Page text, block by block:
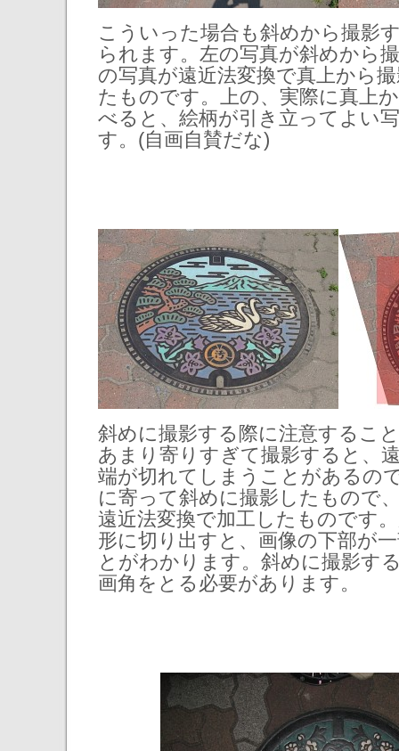
こういった場合も斜めから撮影
られます。左の写真が斜めから
の写真が遠近法変換で真上から
たものです。上の、実際に真上
べると、絵柄が引き立ってよい
す。(自画自賛だな)
斜めに撮影する際に注意するこ
あまり寄りすぎて撮影すると、
端が切れてしまうことがあるの
に寄って斜めに撮影したもので
遠近法変換で加工したものです
形に切り出すと、画像の下部が
とがわかります。斜めに撮影す
画角をとる必要があります。